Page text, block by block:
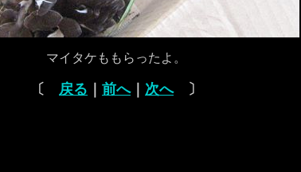
マイタケももらったよ。
〔 戻る 前へ｜ 次へ〕